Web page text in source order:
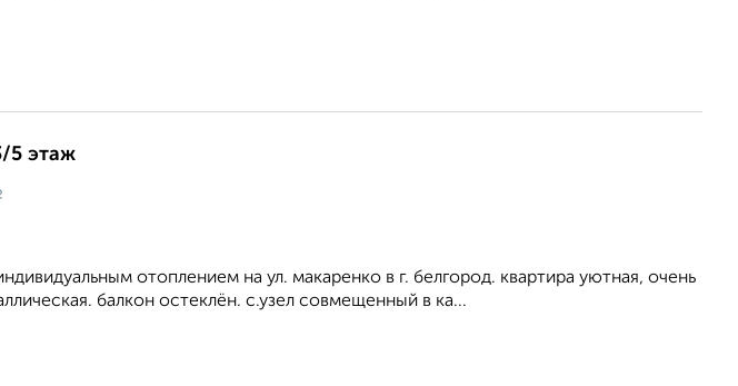
5 этаж
отоплением на ул. макаренко в г. белгород. квартира уютная, очень
балкон остеклён. с.узел совмещенный в ка...